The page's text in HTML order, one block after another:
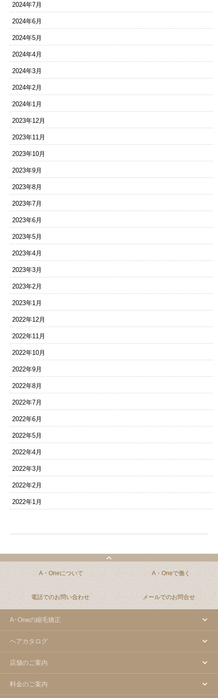
2024年7月
2024年6月
2024年5月
2024年4月
2024年3月
2024年2月
2024年1月
2023年12月
2023年11月
2023年10月
2023年9月
2023年8月
2023年7月
2023年6月
2023年5月
2023年4月
2023年3月
2023年2月
2023年1月
2022年12月
2022年11月
2022年10月
2022年9月
2022年8月
2022年7月
2022年6月
2022年5月
2022年4月
2022年3月
2022年2月
2022年1月
A・Oneについて A・Oneで働く
電話でのお問い合わせ メールでのお問合せ
A･Oneの縮毛矯正
ヘアカタログ
店舗のご案内
料金のご案内